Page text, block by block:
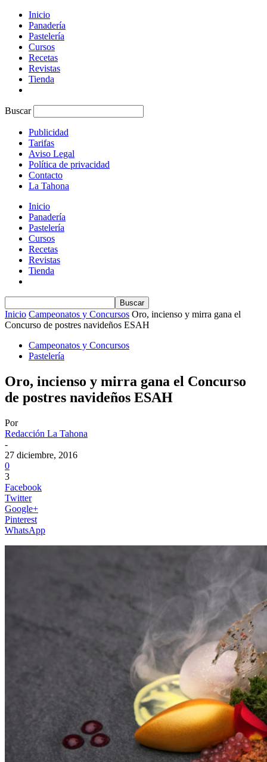
Inicio
Panadería
Pastelería
Cursos
Recetas
Revistas
Tienda
Buscar
Publicidad
Tarifas
Aviso Legal
Política de privacidad
Contacto
La Tahona
Inicio
Panadería
Pastelería
Cursos
Recetas
Revistas
Tienda
Inicio Campeonatos y Concursos Oro, incienso y mirra gana el
Concurso de postres navideños ESAH
Campeonatos y Concursos
Pastelería
Oro, incienso y mirra gana el Concurso
de postres navideños ESAH
Por
Redacción La Tahona
-
27 diciembre, 2016
0
3
Facebook
Twitter
Google+
Pinterest
WhatsApp